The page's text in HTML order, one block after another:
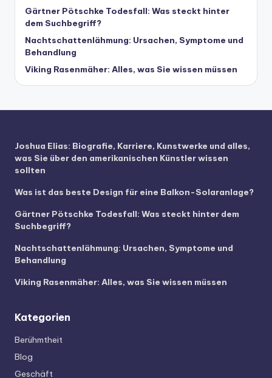
Gärtner Pötschke Todesfall: Was steckt hinter
dem Suchbegriff?
Nachtschattenlähmung: Ursachen, Symptome und
Behandlung
Viking Rasenmäher: Alles, was Sie wissen müssen
Joshua Elias: Biografie, Karriere, Kunstwerke und alles,
was Sie über den amerikanischen Künstler wissen
sollten
Was ist das beste Design für eine Balkon-Solaranlage?
Gärtner Pötschke Todesfall: Was steckt hinter dem
Suchbegriff?
Nachtschattenlähmung: Ursachen, Symptome und
Behandlung
Viking Rasenmäher: Alles, was Sie wissen müssen
Kategorien
Berühmtheit
Blog
Geschäft